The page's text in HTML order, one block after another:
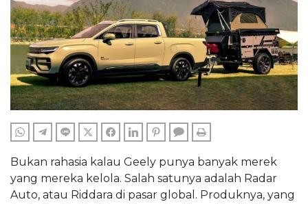
WHATSAPPTELEGRAM
LINE TWITTERFACEBOOKLINKEDINPINTERESTCOMMENTS
Bukan rahasia kalau Geely punya banyak merek
yang mereka kelola. Salah satunya adalah Radar
Auto, atau Riddara di pasar global. Produknya, yang